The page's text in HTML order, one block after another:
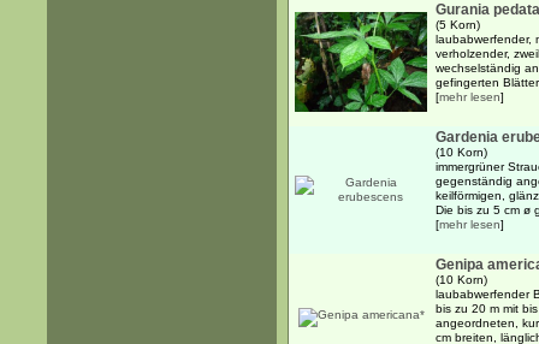
Gurania
(5 Korn)
laubabwerfender,
verholzender,
wechselständig
gefingerten
[mehr lesen]
Gardenia
(10 Korn)
immergrüner
gegenständig
keilförmigen,
Die bis zu 5 cm ø
[mehr lesen]
Genipa
(10 Korn)
laubabwerfender
bis zu 20 m mit
angeordneten,
cm breiten,